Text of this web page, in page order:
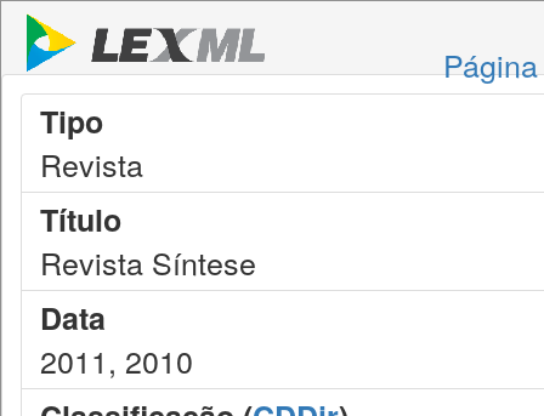
Tipo
Revista
Título
Revista Síntese
Data
2011, 2010